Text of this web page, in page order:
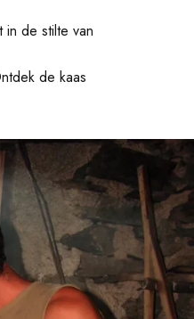
de stilte van
de kaas